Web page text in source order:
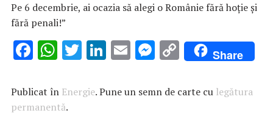
Pe 6 decembrie, ai ocazia să alegi o Românie fără hoție și
fără penali!”
F
e
b
W
at
s
T
it
Li
k
E
ai
M
se
C
o
p
Share
Publicat în Energie. Pune un semn de carte cu legătura
permanentă.